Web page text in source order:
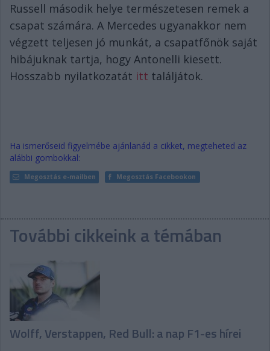
Russell második helye természetesen remek a
csapat számára. A Mercedes ugyanakkor nem
végzett teljesen jó munkát, a csapatfőnök saját
hibájuknak tartja, hogy Antonelli kiesett.
Hosszabb nyilatkozatát itt találjátok.
Ha ismerőseid figyelmébe ajánlanád a cikket, megteheted az
alábbi gombokkal:
Megosztás e-mailben Megosztás Facebookon
További cikkeink a témában
Wolff, Verstappen, Red Bull: a nap F1-es hírei